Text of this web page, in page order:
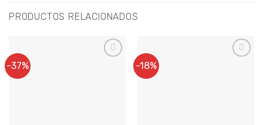
PRODUCTOS RELACIONADOS
-37% -18%